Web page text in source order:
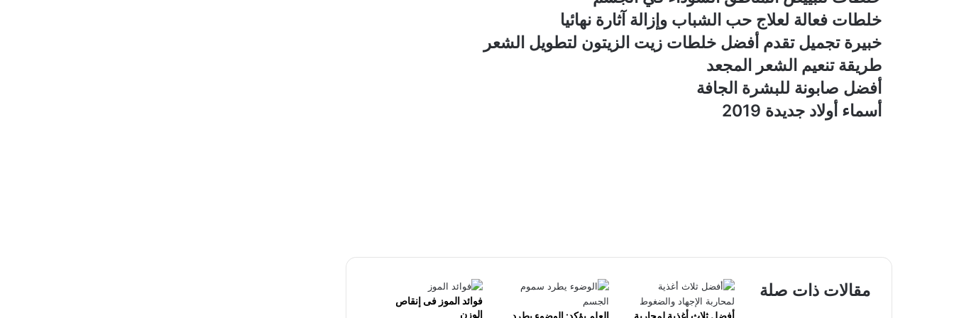
خلطات فعالة لعلاج حب الشباب وإزالة آثارة نهائيا
خبيرة تجميل تقدم أفضل خلطات زيت الزيتون لتطويل الشعر
طريقة تنعيم الشعر المجعد
أفضل صابونة للبشرة الجافة
أسماء أولاد جديدة 2019
مقالات ذات صلة
أفضل ثلاث أغذية لمحاربة العلم يؤكد: الوضوء يطرد
فوائد الموز فى إنقاص
الوزن